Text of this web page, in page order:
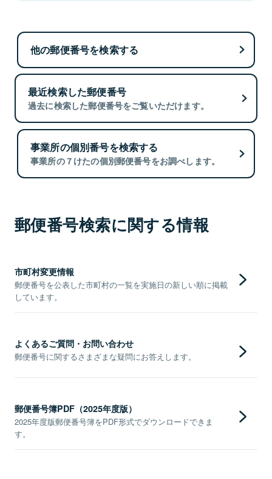
他の郵便番号を検索する
最近検索した郵便番号
過去に検索した郵便番号をご覧いただけます。
事業所の個別番号を検索する
事業所の７けたの個別郵便番号をお調べします。
郵便番号検索に関する情報
市町村変更情報
郵便番号を公表した市町村の一覧を実施日の新しい順に掲載
しています。
よくあるご質問・お問い合わせ
郵便番号に関するさまざまな疑問にお答えします。
郵便番号簿PDF（2025年度版）
2025年度版郵便番号簿をPDF形式でダウンロードできま
す。